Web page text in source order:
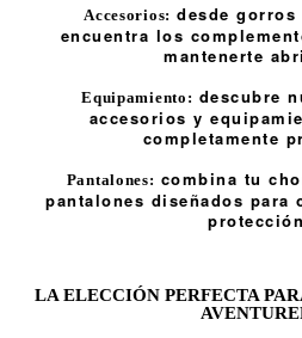
Accesorios: desde gorros
encuentra los
mantenerte
Equipamiento: descubre
accesorios y
completamente
Pantalones: combina tu
pantalones diseñados para
LA ELECCIÓN PERFECTA